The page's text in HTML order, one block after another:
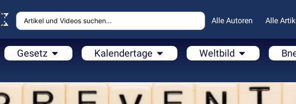
Alle Autoren Alle
Gesetz Kalendertage Weltbild